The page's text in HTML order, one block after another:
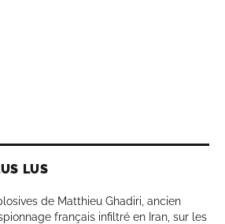
LUS
de Matthieu Ghadiri, ancien
français infiltré en Iran, sur les